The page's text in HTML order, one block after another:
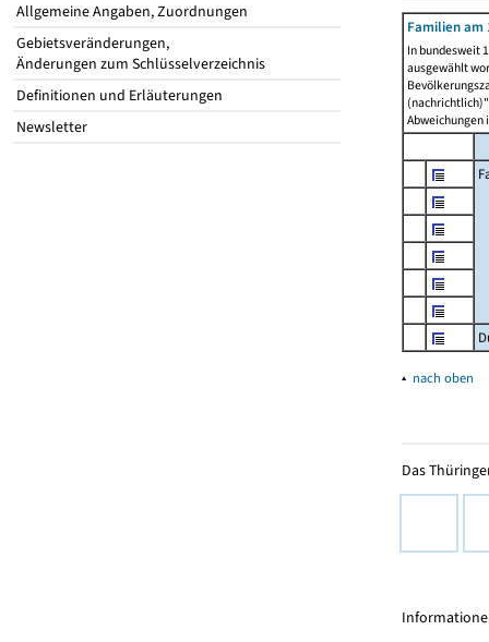
Allgemeine Angaben, Zuordnungen
Gebietsveränderungen,
Änderungen zum Schlüsselverzeichnis
Definitionen und Erläuterungen
Newsletter
Familien am
In bundesweit
ausgewählt
Abweichungen
▴ nach oben
Das